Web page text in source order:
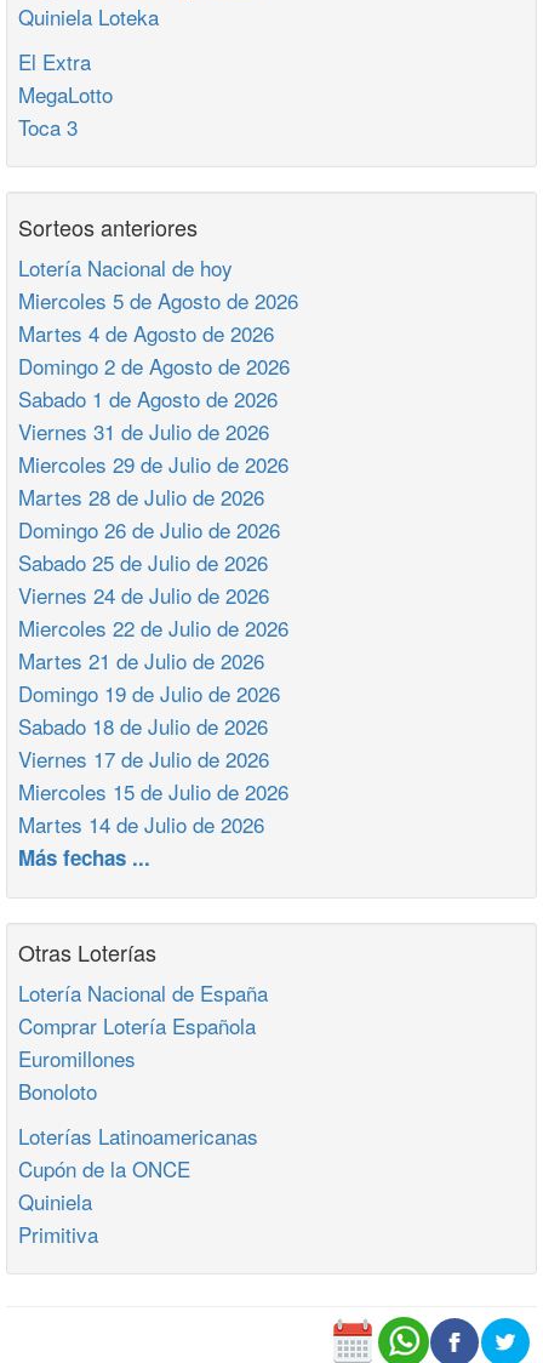
Quiniela Loteka
El Extra
MegaLotto
Toca 3
Sorteos anteriores
Lotería Nacional de hoy
Miercoles 5 de Agosto de 2026
Martes 4 de Agosto de 2026
Domingo 2 de Agosto de 2026
Sabado 1 de Agosto de 2026
Viernes 31 de Julio de 2026
Miercoles 29 de Julio de 2026
Martes 28 de Julio de 2026
Domingo 26 de Julio de 2026
Sabado 25 de Julio de 2026
Viernes 24 de Julio de 2026
Miercoles 22 de Julio de 2026
Martes 21 de Julio de 2026
Domingo 19 de Julio de 2026
Sabado 18 de Julio de 2026
Viernes 17 de Julio de 2026
Miercoles 15 de Julio de 2026
Martes 14 de Julio de 2026
Más fechas ...
Otras Loterías
Lotería Nacional de España
Comprar Lotería Española
Euromillones
Bonoloto
Loterías Latinoamericanas
Cupón de la ONCE
Quiniela
Primitiva